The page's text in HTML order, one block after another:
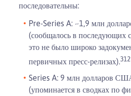
последовательны:
Pre-Series A: ~1,9 млн
(сообщалось в последующих
это не было широко
первичных пресс-релизах).312
Series A: 9 млн долларов
(упоминается в сводках по